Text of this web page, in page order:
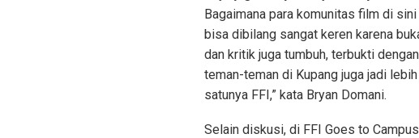
Bagaimana para komunitas film di
bisa dibilang sangat keren karena
dan kritik juga tumbuh, terbukti
teman-teman di Kupang juga jadi
satunya FFI,” kata Bryan Domani.
Selain diskusi, di FFI Goes to